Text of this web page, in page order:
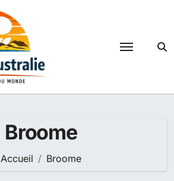
Broome
Accueil Broome